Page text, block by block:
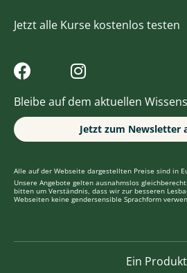
Jetzt alle Kurse kostenlos testen
Bleibe auf dem aktuellen
Jetzt zum Newsletter
Alle auf der Webseite dargestellten Preise sind in
Unsere Angebote gelten ausnahmslos
bitten um Verständnis, dass wir zur besseren
Webseiten keine gendersensible Sprachform
Ein